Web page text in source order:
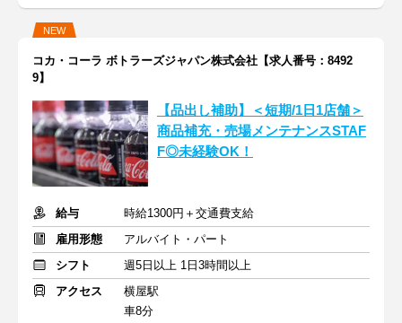
NEW
コカ・コーラ ボトラーズジャパン株式会社【求人番号：8492
9】
【品出し補助】＜短期/1日1店舗＞
商品補充・売場メンテナンスSTAF
F◎未経験OK！
給与
時給1300円＋交通費支給
雇用形態
アルバイト・パート
シフト
週5日以上 1日3時間以上
アクセス
横屋駅
車8分